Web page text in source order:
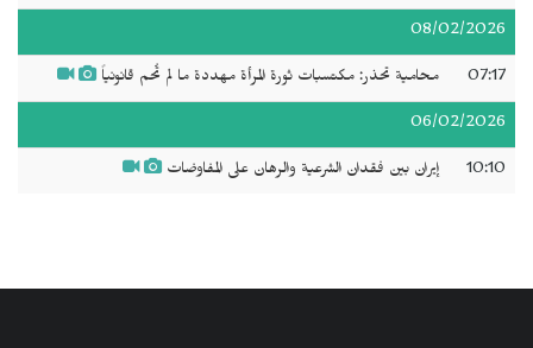
08/02/2026
07:17 محامية تحذر: مكتسبات ثورة المرأة مهددة ما لم تُحم قانونياً
06/02/2026
10:10 إيران بين فقدان الشرعية والرهان على المفاوضات